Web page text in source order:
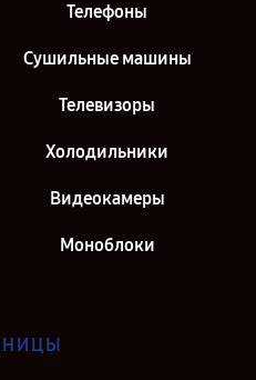
Телефоны
Сушильные машины
Телевизоры
Холодильники
Видеокамеры
Моноблоки